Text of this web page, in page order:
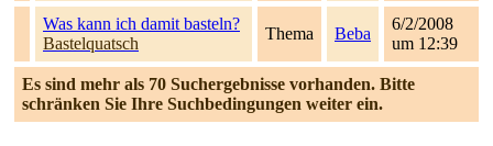
Was kann ich damit basteln?
Bastelquatsch
Thema Beba
6/2/2008
um 12:39
Es sind mehr als 70 Suchergebnisse vorhanden. Bitte
schränken Sie Ihre Suchbedingungen weiter ein.